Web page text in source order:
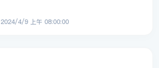
2024/4/9 上午 08:00:00